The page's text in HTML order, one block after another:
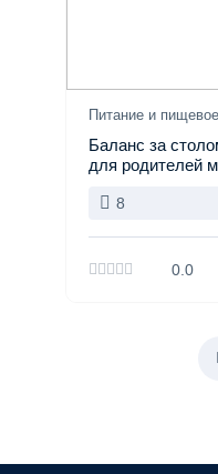
Питание и
Баланс за
для родителей
8
0.0